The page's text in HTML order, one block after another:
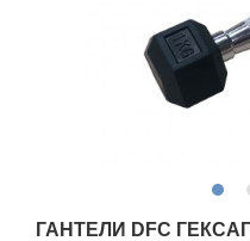
ГАНТЕЛИ DFC